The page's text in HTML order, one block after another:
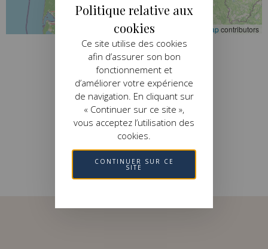
Leaflet OpenStreetMapcontributors
Politique relative aux
cookies
Ce site utilise des cookies
afin d’assurer son bon
fonctionnement et
d’améliorer votre expérience
de navigation. En cliquant sur
« Continuer sur ce site »,
vous acceptez l’utilisation des
cookies.
CONTINUER SUR CE
SITE